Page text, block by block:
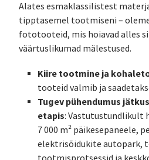
Alates esmaklassilistest
tipptasemel tootmiseni –
fototooteid, mis hoiavad alles
väärtuslikumad mälestused.
Kiire tootmine ja
tooteid valmib ja
Tugev pühendumus
etapis: Vastutustundlikult
7 000 m² päikesepaneele,
elektrisõidukite autopark,